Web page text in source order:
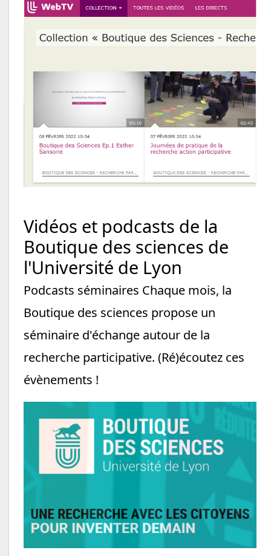
Vidéos et podcasts de la
Boutique des sciences de
l'Université de Lyon
Podcasts séminaires Chaque mois, la
Boutique des sciences propose un
séminaire d'échange autour de la
recherche participative. (Ré)écoutez ces
évènements !